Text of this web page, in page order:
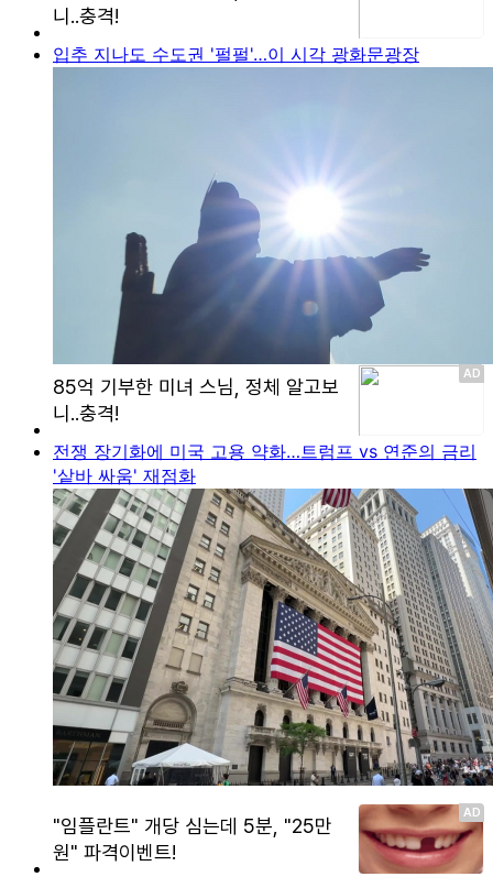
입추 지나도 수도권 '펄펄'…이 시각 광화문광장
전쟁 장기화에 미국 고용 약화…트럼프 vs 연준의 금리
'샅바 싸움' 재점화